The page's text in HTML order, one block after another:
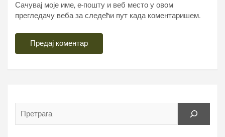
Сачувај моје име, е-пошту и веб место у овом
прегледачу веба за следећи пут када коментаришем.